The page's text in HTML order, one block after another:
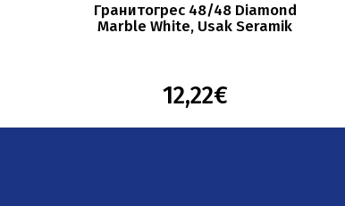
Гранитогрес 48/48 Diamond
Marble White, Usak Seramik
12,22€